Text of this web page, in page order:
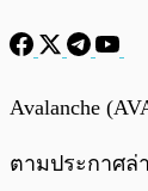
พร้อมเล่น
Avalanche
ตามประกาศล่